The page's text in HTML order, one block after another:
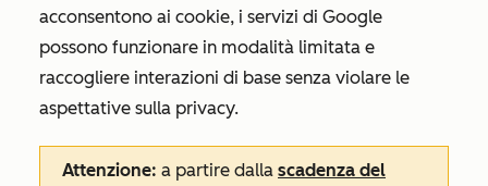
acconsentono ai cookie, i servizi di Google
possono funzionare in modalità limitata e
raccogliere interazioni di base senza violare le
aspettative sulla privacy.
Attenzione: a partire dalla scadenza del